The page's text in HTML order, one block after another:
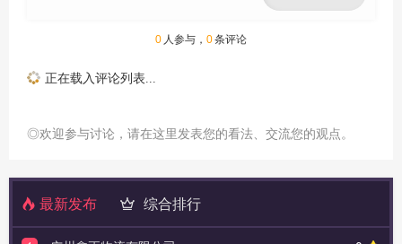
0 人参与， 0条评论
正在载入评论列表...
◎欢迎参与讨论，请在这里发表您的看法、交流您的观点。
最新发布 综合排行